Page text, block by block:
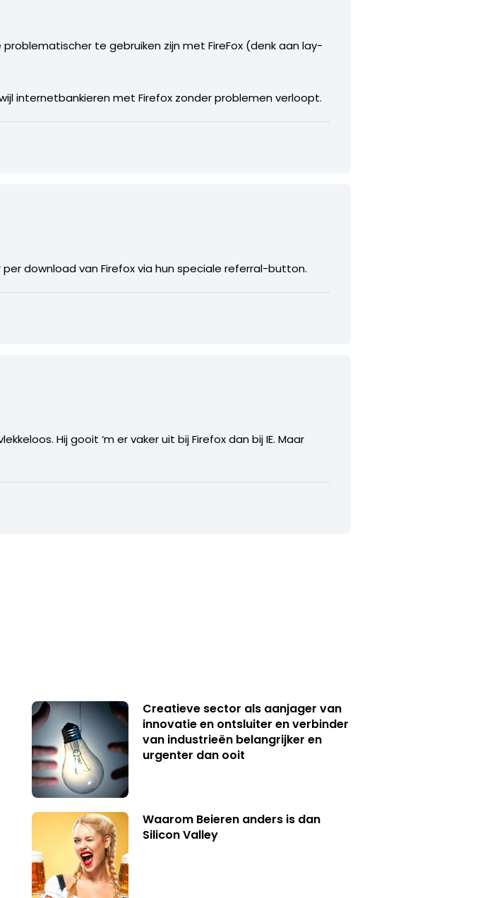
te gebruiken zijn met FireFox (denk aan lay-
internetbankieren met Firefox zonder problemen verloopt.
download van Firefox via hun speciale referral-button.
Hij gooit ‘m er vaker uit bij Firefox dan bij IE. Maar
Creatieve sector als aanjager van
innovatie en ontsluiter en verbinder
van industrieën belangrijker en
urgenter dan ooit
Waarom Beieren anders is dan
Silicon Valley